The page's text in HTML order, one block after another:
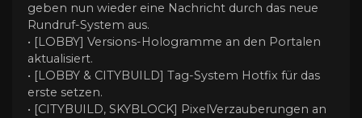
geben nun wieder eine Nachricht durch das neue
Rundruf-System aus.
• [LOBBY] Versions-Hologramme an den Portalen
aktualisiert.
• [LOBBY & CITYBUILD] Tag-System Hotfix für das
erste setzen.
• [CITYBUILD, SKYBLOCK] PixelVerzauberungen an